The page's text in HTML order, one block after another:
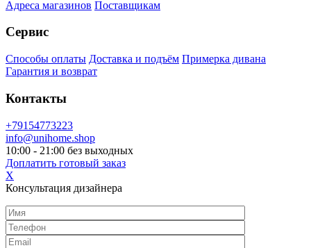
Адреса магазинов Поставщикам
Сервис
Способы оплаты Доставка и подъём Примерка дивана
Гарантия и возврат
Контакты
+79154773223
info@unihome.shop
10:00 - 21:00 без выходных
Доплатить готовый заказ
X
Консультация дизайнера